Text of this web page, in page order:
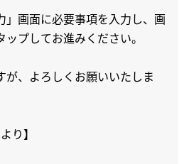
画面に必要事項を入力し、画
プしてお進みください。
が、よろしくお願いいたしま
り】